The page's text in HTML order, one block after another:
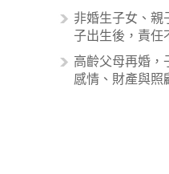
非婚生子女、親
子出生後，責任
高齡父母再婚，
感情、財產與照